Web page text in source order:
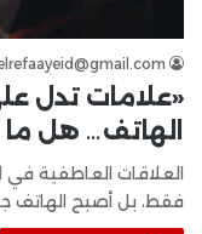
«علامات تدل
الهاتف… هل
العلاقات العاطفية
فقط، بل أصبح الهاتف